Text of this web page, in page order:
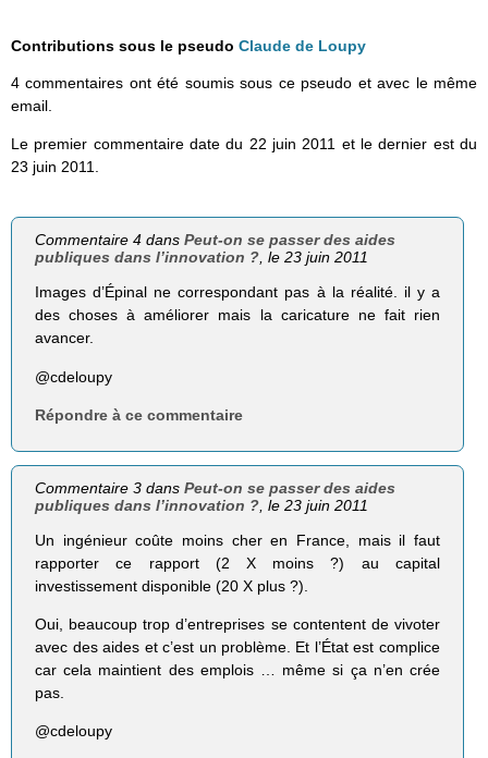
Contributions sous le pseudo Claude de Loupy
4 commentaires ont été soumis sous ce pseudo et avec le même
email.
Le premier commentaire date du 22 juin 2011 et le dernier est du
23 juin 2011.
Commentaire 4 dansPeut-on se passer des aides
publiques dans l’innovation ?, le 23 juin 2011
Images d’Épinal ne correspondant pas à la réalité. il y a
des choses à améliorer mais la caricature ne fait rien
avancer.
@cdeloupy
Répondre à ce commentaire
Commentaire 3 dansPeut-on se passer des aides
publiques dans l’innovation ? , le 23 juin 2011
Un ingénieur coûte moins cher en France, mais il faut
rapporter ce rapport (2 X moins ?) au capital
investissement disponible (20 X plus ?).
Oui, beaucoup trop d’entreprises se contentent de vivoter
avec des aides et c’est un problème. Et l’État est complice
car cela maintient des emplois … même si ça n’en crée
pas.
@cdeloupy